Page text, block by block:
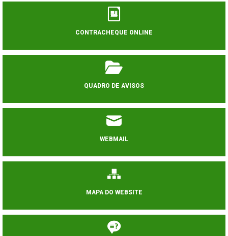
CONTRACHEQUE ONLINE
QUADRO DE AVISOS
WEBMAIL
MAPA DO WEBSITE